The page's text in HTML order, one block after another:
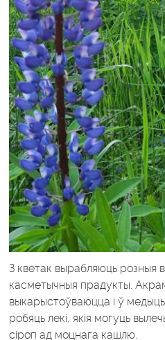
З кветак вырабляюць розныя
касметычныя прадукты.
выкарыстоўваюцца і ў
робяць лекі, якія могуць
сіроп ад моцнага кашлю.